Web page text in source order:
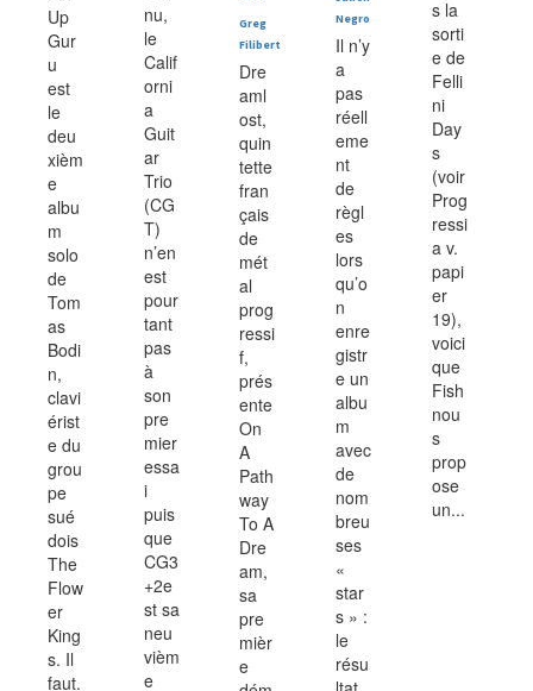
Up
Gur
u
est
le
deu
xièm
e
albu
m
solo
de
Tom
as
Bodi
n,
clavi
érist
e du
grou
pe
sué
dois
The
Flow
er
King
s. Il
faut.
nu,
le
Calif
orni
a
Guit
ar
Trio
(CG
T)
n’en
est
pour
tant
pas
à
son
pre
mier
essa
i
puis
que
CG3
+2e
st sa
neu
vièm
e
Greg
Filibert
Dre
aml
ost,
quin
tette
fran
çais
de
mét
al
prog
ressi
f,
prés
ente
On
A
Path
way
To A
Dre
am,
sa
pre
mièr
e
Negro
Il n’y
a
pas
réell
eme
nt
de
règl
es
lors
qu’o
n
enre
gistr
e un
albu
m
avec
de
nom
breu
ses
«
star
s » :
le
résu
s la
sorti
e de
Felli
ni
Day
s
(voir
Prog
ressi
a v.
papi
er
19),
voici
que
Fish
nou
s
prop
ose
un...